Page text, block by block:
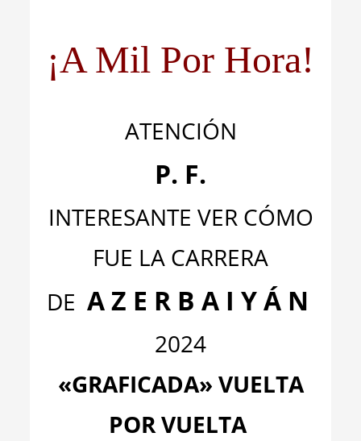
¡A Mil Por Hora!
ATENCIÓN
P. F.
INTERESANTE VER CÓMO
FUE LA CARRERA
DE A Z E R B A I Y Á N
2024
«GRAFICADA» VUELTA
POR VUELTA